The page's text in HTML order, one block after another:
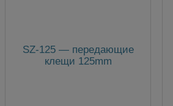
SZ-125 — передающие
клещи 125mm